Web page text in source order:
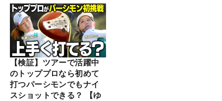
【検証】ツアーで活躍中
のトッププロなら初めて
打つパーシモンでもナイ
スショットできる？ 【ゆ